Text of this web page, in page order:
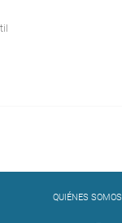
QUIÉNES SOMOS